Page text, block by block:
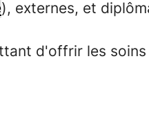
), externes, et
d'offrir les